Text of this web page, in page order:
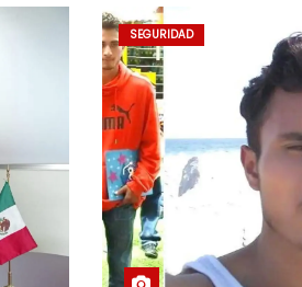
SEGURIDAD